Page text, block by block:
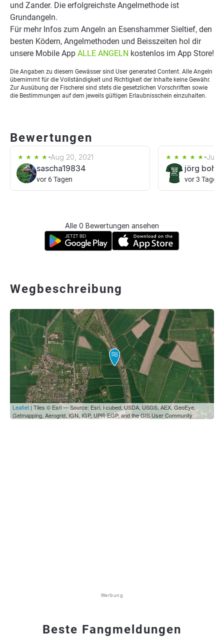
und Zander. Die erfolgreichste Angelmethode ist
Grundangeln.
Für mehr Infos zum Angeln an Esenshammer Sieltief, den
besten Ködern, Angelmethoden und Beisszeiten hol dir
unsere Mobile App ALLE ANGELN kostenlos im App Store!
Die Angaben zu diesem Gewässer sind User generated Content. Alle Angeln
übernimmt für die Vollständigkeit und Richtigkeit der Inhalte keine Gewähr.
Zur Ausübung der Fischerei sind stets die gesetzlichen Vorschriften sowie
die Bestimmungen auf dem jeweils gültigen Erlaubnisschein einzuhalten.
Bewertungen
Aug 20, 2021
sascha19834
vor 6 Tagen
Jul
jörg
vor 3 Tagen
Alle 0 Bewertungen ansehen
Wegbeschreibung
Leaflet | Tiles © Esri — Source: Esri, i-cubed, USDA, USGS, AEX, GeoEye,
Getmapping, Aerogrid, IGN, IGP, UPR-EGP, and the GIS User Community
Werbung
Beste Fangmeldungen